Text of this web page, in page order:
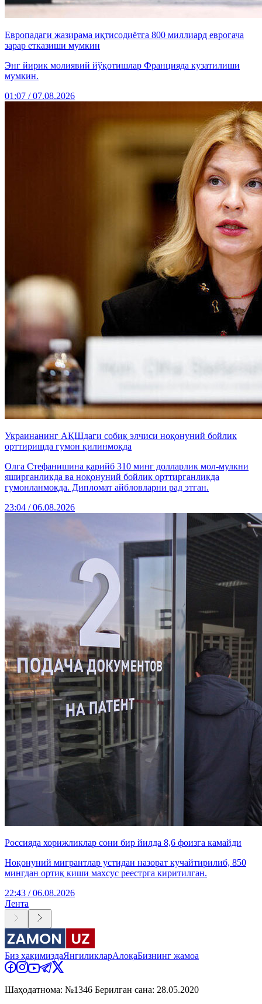
Европадаги жазирама иқтисодиётга 800 миллиард еврогача
зарар етказиши мумкин
Энг йирик молиявий йўқотишлар Францияда кузатилиши
мумкин.
01:07 / 07.08.2026
Украинанинг АҚШдаги собиқ элчиси ноқонуний бойлик
орттиришда гумон қилинмоқда
Олга Стефанишина қарийб 310 минг долларлик мол-мулкни
яширганликда ва ноқонуний бойлик орттирганликда
гумонланмоқда. Дипломат айбловларни рад этган.
23:04 / 06.08.2026
Россияда хорижликлар сони бир йилда 8,6 фоизга камайди
Ноқонуний мигрантлар устидан назорат кучайтирилиб, 850
мингдан ортиқ киши махсус реестрга киритилган.
22:43 / 06.08.2026
Лента
Биз ҳақимиздаЯнгиликларАлоқаБизнинг жамоа
Шаҳодатнома: №1346 Берилган сана: 28.05.2020